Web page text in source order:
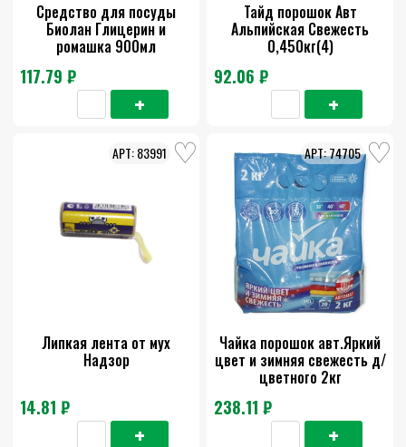
Средство для посуды
Биолан Глицерин и
ромашка 900мл
117.79 ₽
Тайд порошок Авт
Альпийская Cвежесть
0,450кг(4)
92.06 ₽
Липкая лента от мух
Надзор
14.81 ₽
83991
Чайка порошок авт.Яркий
цвет и зимняя свежесть д/
цветного 2кг
238.11 ₽
74705